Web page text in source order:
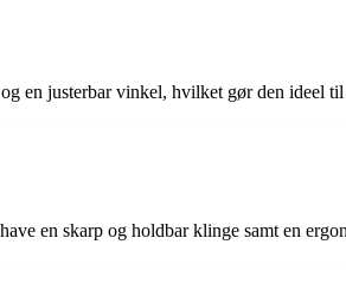
en justerbar vinkel, hvilket gør den ideel til
en skarp og holdbar klinge samt en